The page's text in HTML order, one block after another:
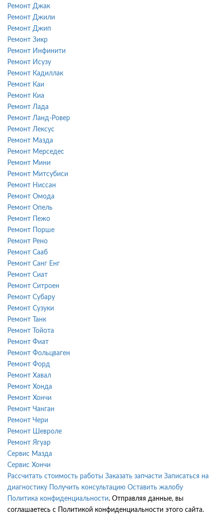
Ремонт Джак
Ремонт Джили
Ремонт Джип
Ремонт Зикр
Ремонт Инфинити
Ремонт Исузу
Ремонт Кадиллак
Ремонт Каи
Ремонт Киа
Ремонт Лада
Ремонт Ланд-Ровер
Ремонт Лексус
Ремонт Мазда
Ремонт Мерседес
Ремонт Мини
Ремонт Митсубиси
Ремонт Ниссан
Ремонт Омода
Ремонт Опель
Ремонт Пежо
Ремонт Порше
Ремонт Рено
Ремонт Сааб
Ремонт Санг Енг
Ремонт Сиат
Ремонт Ситроен
Ремонт Субару
Ремонт Сузуки
Ремонт Танк
Ремонт Тойота
Ремонт Фиат
Ремонт Фольцваген
Ремонт Форд
Ремонт Хавал
Ремонт Хонда
Ремонт Хончи
Ремонт Чанган
Ремонт Чери
Ремонт Шевроле
Ремонт Ягуар
Сервис Мазда
Сервис Хончи
Рассчитать стоимость работы Заказать запчасти Записаться на
диагностику
Получить консультацию Оставить жалобу
Политика конфиденциальности. Отправляя данные, вы
соглашаетесь с Политикой конфиденциальности этого сайта.